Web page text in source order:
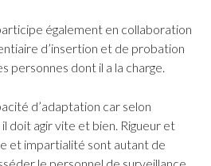
également en collaboration
d’insertion et de probation
personnes dont il a la charge.
d’adaptation car selon
doit agir vite et bien. Rigueur et
et impartialité sont autant de